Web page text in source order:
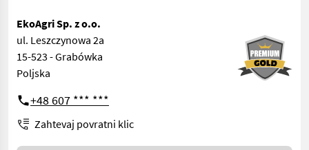
EkoAgri Sp. z o.o.
ul. Leszczynowa 2a
15-523 - Grabówka
Poljska
+48 607 *** ***
Zahtevaj povratni klic